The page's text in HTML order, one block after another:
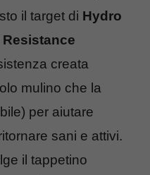
il target di Hydro
creata
mulino che la
per aiutare
sani e attivi.
il tappetino